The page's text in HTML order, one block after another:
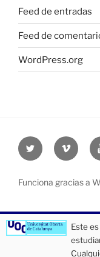
Feed de entradas
Feed de
WordPress.org
Twitter
UOC
Vimeo
UOC
Funciona gracias a
Este